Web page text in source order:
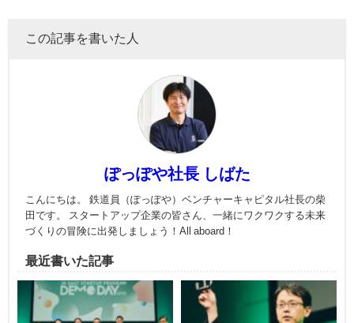
この記事を書いた人
ぽっぽや社長 しばた
こんにちは。 鉄道員（ぽっぽや）ベンチャーキャピタル社長の柴
田です。 スタートアップ企業の皆さん、一緒にワクワクする未来
づくりの冒険に出発しましょう！All aboard！
最近書いた記事